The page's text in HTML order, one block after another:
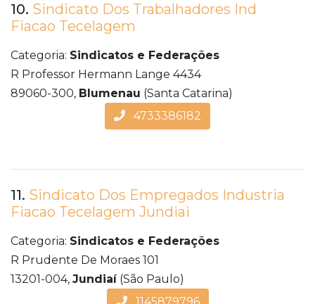
10. Sindicato Dos Trabalhadores Ind
Fiacao Tecelagem
Categoria: Sindicatos e Federações
R Professor Hermann Lange 4434
89060-300, Blumenau (Santa Catarina)
4733386182
11. Sindicato Dos Empregados Industria
Fiacao Tecelagem Jundiai
Categoria: Sindicatos e Federações
R Prudente De Moraes 101
13201-004, Jundiaí(São Paulo)